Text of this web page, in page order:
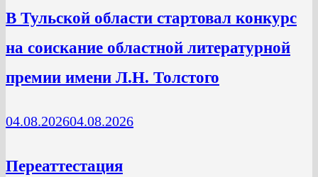
В Тульской области стартовал конкурс
на соискание областной литературной
премии имени Л.Н. Толстого
04.08.202604.08.2026
Переаттестация